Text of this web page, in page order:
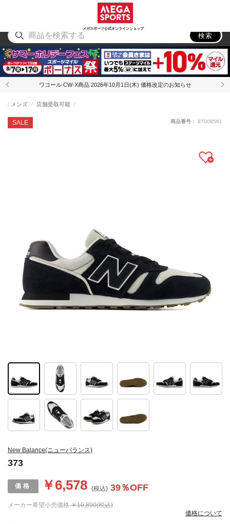
メガスポーツ公式オンラインショップ
アウトドア
検索
ワコール CW-X商品 2026年10月1日(木) 価格改定のお知らせ
New Balance(ニューバランス)
373
SALE
メンズ 店舗受取可能
メーカー希望小売価格 ￥10,890(税込)
￥6,578 (税込) 39％OFF
価格について
商品番号： 87008561